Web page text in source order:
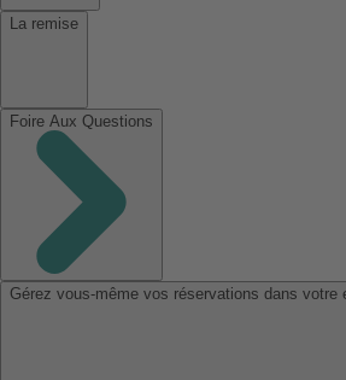
La remise
Foire Aux Questions
Gérez vous-même vos réservations dans votre